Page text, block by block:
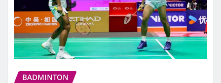
BADMINTON